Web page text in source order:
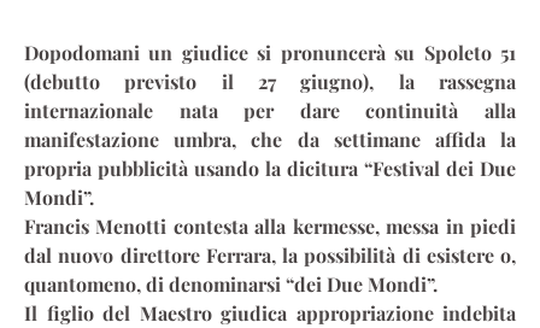
Dopodomani un giudice si pronuncerà su Spoleto 51
(debutto previsto il 27 giugno), la rassegna
internazionale nata per dare continuità alla
manifestazione umbra, che da settimane affida la
propria pubblicità usando la dicitura “Festival dei Due
Mondi”.
Francis Menotti contesta alla kermesse, messa in piedi
dal nuovo direttore Ferrara, la possibilità di esistere o,
quantomeno, di denominarsi “dei Due Mondi”.
Il figlio del Maestro giudica appropriazione indebita